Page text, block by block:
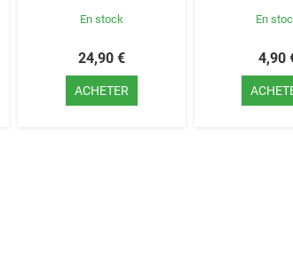
En stock
24,90 €
ACHETER
En
4,90